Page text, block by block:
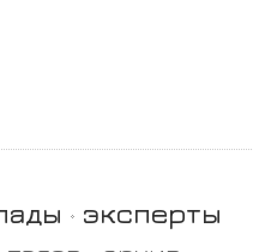
эксперты